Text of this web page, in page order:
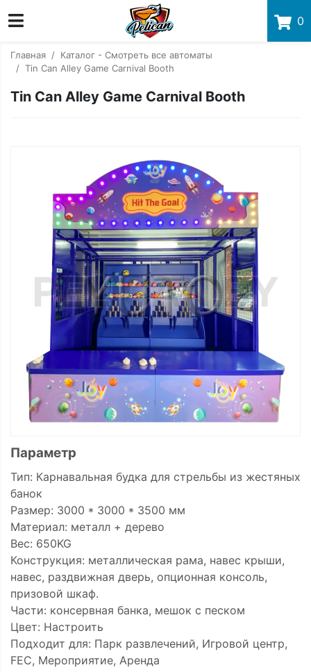
0
Главная
Каталог - Смотреть все автоматы
Tin Can Alley Game Carnival Booth
Tin Can Alley Game Carnival Booth
Параметр
Тип: Карнавальная будка для стрельбы из жестяных
банок
Размер: 3000 * 3000 * 3500 мм
Материал: металл + дерево
Вес: 650KG
Конструкция: металлическая рама, навес крыши,
навес, раздвижная дверь, опционная консоль,
призовой шкаф.
Части: консервная банка, мешок с песком
Цвет: Настроить
Подходит для: Парк развлечений, Игровой центр,
FEC, Мероприятие, Аренда